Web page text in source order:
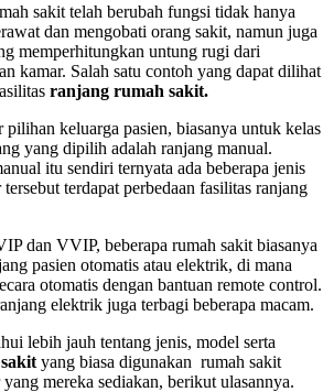
sakit telah berubah fungsi tidak hanya
dan mengobati orang sakit, namun juga
memperhitungkan untung rugi dari
kamar. Salah satu contoh yang dapat dilihat
ranjang rumah sakit.
pilihan keluarga pasien, biasanya untuk kelas
yang dipilih adalah ranjang manual.
itu sendiri ternyata ada beberapa jenis
terdapat perbedaan fasilitas ranjang
dan VVIP, beberapa rumah sakit biasanya
pasien otomatis atau elektrik, di mana
otomatis dengan bantuan remote control.
elektrik juga terbagi beberapa macam.
lebih jauh tentang jenis, model serta
yang biasa digunakan rumah sakit
mereka sediakan, berikut ulasannya.